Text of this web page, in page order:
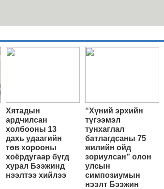
Хятадын
ардчилсан
холбооны 13
дахь удаагийн
төв хорооны
хоёрдугаар бүгд
хурал Бээжинд
нээлтээ хийлээ
“Хүний эрхийн
түгээмэл
тунхаглал
батлагдсаны 75
жилийн ойд
зориулсан” олон
улсын
симпозиумын
нээлт Бээжин